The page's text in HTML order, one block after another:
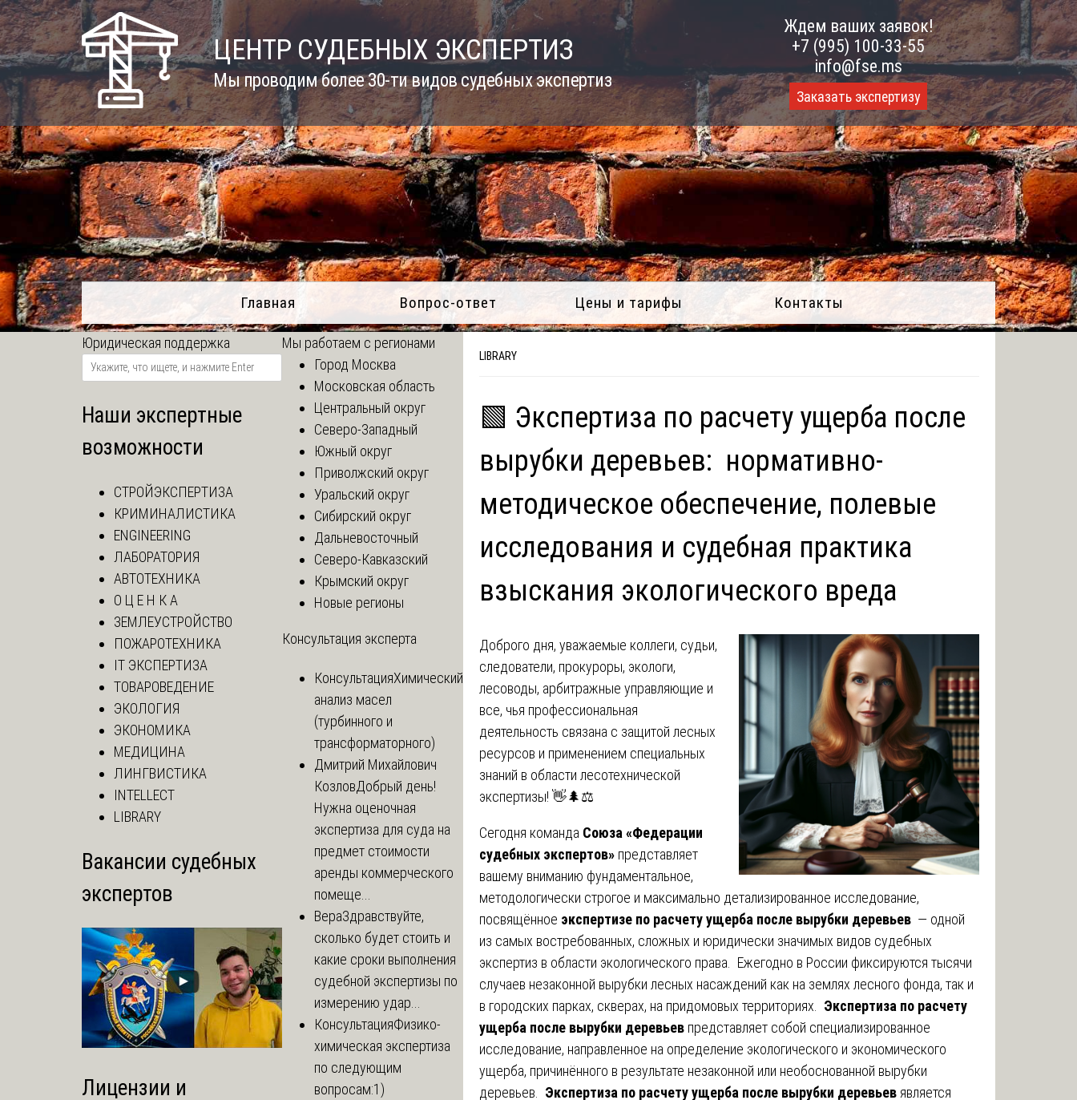
Skip
to
content
ЦЕНТР СУДЕБНЫХ ЭКСПЕРТИЗ
Мы проводим более 30-ти видов судебных экспертиз
Ждем ваших заявок!
+7 (995) 100-33-55
info@fse.ms
Заказать экспертизу
Главная Вопрос-ответ Цены и тарифы Контакты
LIBRARY
🟩 Экспертиза по расчету ущерба после
вырубки деревьев: нормативно-
методическое обеспечение, полевые
исследования и судебная практика
взыскания экологического вреда
Доброго дня, уважаемые коллеги, судьи,
следователи, прокуроры, экологи,
лесоводы, арбитражные управляющие и
все, чья профессиональная
деятельность связана с защитой лесных
ресурсов и применением специальных
знаний в области лесотехнической
экспертизы! 👋🌲⚖️
Сегодня команда Союза «Федерации
судебных экспертов» представляет
вашему вниманию фундаментальное,
методологически строгое и максимально детализированное исследование,
посвящённое экспертизе по расчету ущерба после вырубки деревьев — одной
из самых востребованных, сложных и юридически значимых видов судебных
экспертиз в области экологического права. Ежегодно в России фиксируются тысячи
случаев незаконной вырубки лесных насаждений как на землях лесного фонда, так и
в городских парках, скверах, на придомовых территориях. Экспертиза по расчету
ущерба после вырубки деревьев представляет собой специализированное
исследование, направленное на определение экологического и экономического
ущерба, причинённого в результате незаконной или необоснованной вырубки
деревьев. Экспертиза по расчету ущерба после вырубки деревьев является
Юридическая поддержка
Наши экспертные
возможности
СТРОЙЭКСПЕРТИЗА
КРИМИНАЛИСТИКА
ENGINEERING
ЛАБОРАТОРИЯ
АВТОТЕХНИКА
О Ц Е Н К А
ЗЕМЛЕУСТРОЙСТВО
ПОЖАРОТЕХНИКА
IT ЭКСПЕРТИЗА
ТОВАРОВЕДЕНИЕ
ЭКОЛОГИЯ
ЭКОНОМИКА
МЕДИЦИНА
ЛИНГВИСТИКА
INTELLECT
LIBRARY
Вакансии судебных
экспертов
Лицензии и
Мы работаем с регионами
Город Москва
Московская область
Центральный округ
Северо-Западный
Южный округ
Приволжский округ
Уральский округ
Сибирский округ
Дальневосточный
Северо-Кавказский
Крымский округ
Новые регионы
Консультация эксперта
КонсультацияХимический
анализ масел
(турбинного и
трансформаторного)
Дмитрий Михайлович
КозловДобрый день!
Нужна оценочная
экспертиза для суда на
предмет стоимости
аренды коммерческого
помеще...
ВераЗдравствуйте,
сколько будет стоить и
какие сроки выполнения
судебной экспертизы по
измерению удар...
КонсультацияФизико-
химическая экспертиза
по следующим
вопросам:1)